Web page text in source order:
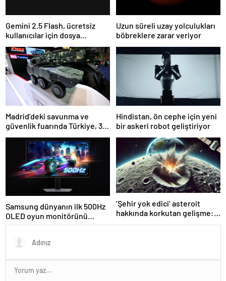
Gemini 2.5 Flash, ücretsiz
kullanıcılar için dosya
yüklemeyi devre dışı
bırakıyor
Uzun süreli uzay yolculukları
böbreklere zarar veriyor
Madrid’deki savunma ve
güvenlik fuarında Türkiye, 32
firmayla ilgi odağı
Hindistan, ön cephe için yeni
bir askeri robot geliştiriyor
Samsung dünyanın ilk 500Hz
OLED oyun monitörünü
piyasaya sürdü
‘Şehir yok edici’ asteroit
hakkında korkutan gelişme:
Beklenenden daha büyük